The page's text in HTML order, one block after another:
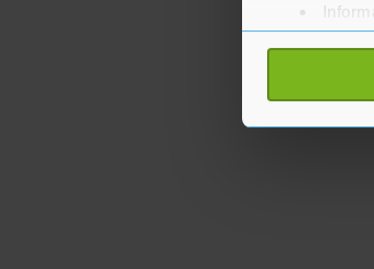
Uw
Lees meer
toestemming